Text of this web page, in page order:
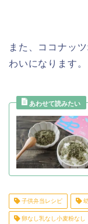
また、ココナッ
わいになります。
子供弁当レシピ
卵なし乳なし小麦粉なし